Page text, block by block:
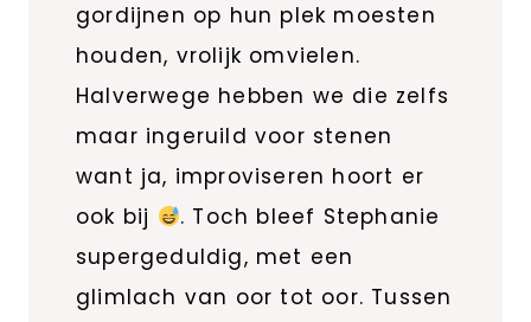
gordijnen op hun plek moesten
houden, vrolijk omvielen.
Halverwege hebben we die zelfs
maar ingeruild voor stenen
want ja, improviseren hoort er
ook bij
. Toch bleef Stephanie
supergeduldig, met een
glimlach van oor tot oor. Tussen